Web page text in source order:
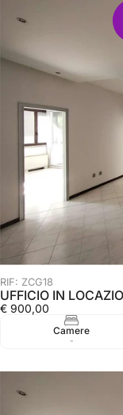
RIF: ZCG18
UFFICIO IN
€ 900,00
Camere
-